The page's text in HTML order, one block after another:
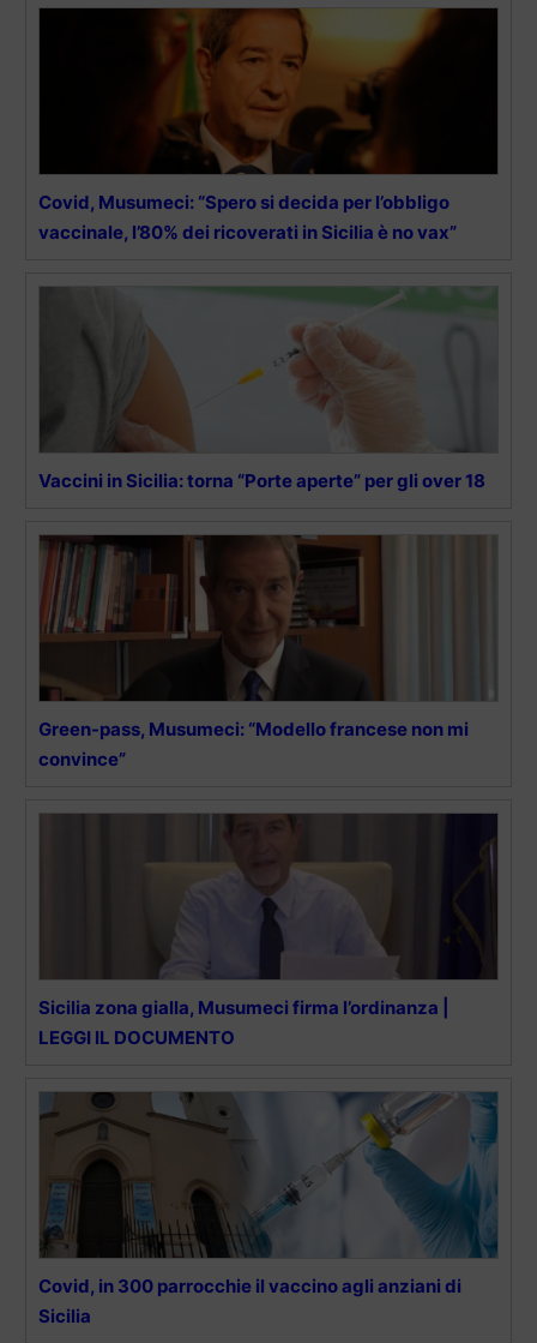
Covid, Musumeci: “Spero si decida per l’obbligo
vaccinale, l’80% dei ricoverati in Sicilia è no vax”
Vaccini in Sicilia: torna “Porte aperte” per gli over 18
Green-pass, Musumeci: “Modello francese non mi
convince”
Sicilia zona gialla, Musumeci firma l’ordinanza |
LEGGI IL DOCUMENTO
Covid, in 300 parrocchie il vaccino agli anziani di
Sicilia